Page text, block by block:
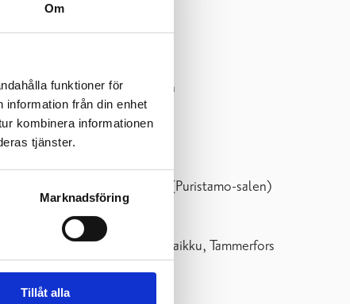
Om
funktioner för
från din enhet
kombinera informationen
tjänster.
Marknadsföring
Tillåt alla
i september i Gdansk, Polen
17.6.2026 i Kabelfabriken (Puristamo-salen)
25.8.2024 i Kulturhuset Laikku, Tammerfors